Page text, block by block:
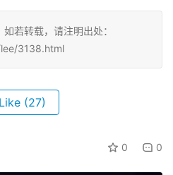
若转载，请注明出处：
3138.html
Like (27)
0 0